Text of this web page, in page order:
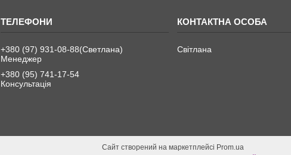
+380 (97) 931-08-88 Светлана
Менеджер
+380 (95) 741-17-54
Консультація
Світлана
Сайт створений на маркетплейсі Prom.ua